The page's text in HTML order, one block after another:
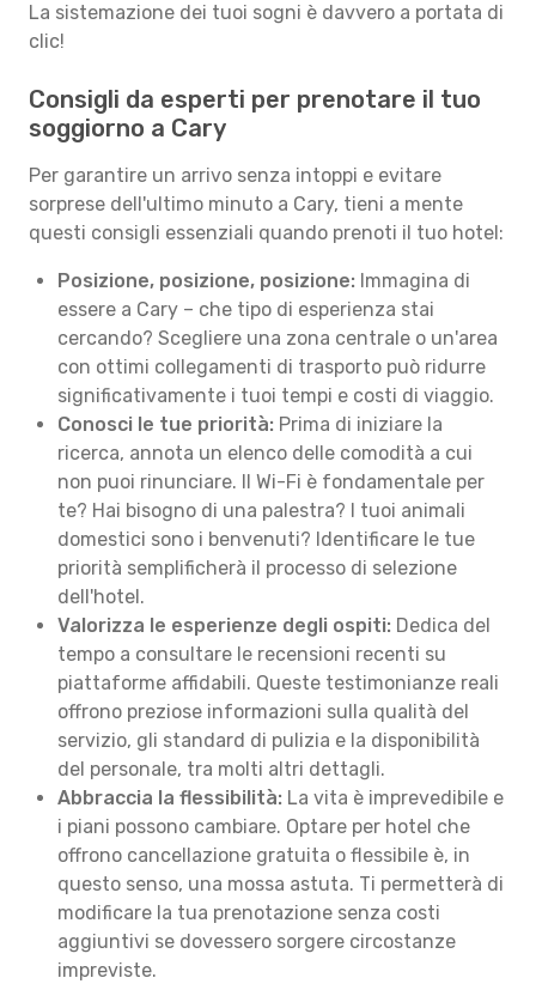
La sistemazione dei tuoi sogni è davvero a portata di
clic!
Consigli da esperti per prenotare il tuo
soggiorno a Cary
Per garantire un arrivo senza intoppi e evitare
sorprese dell'ultimo minuto a Cary, tieni a mente
questi consigli essenziali quando prenoti il tuo hotel:
Posizione, posizione, posizione: Immagina di
essere a Cary – che tipo di esperienza stai
cercando? Scegliere una zona centrale o un'area
con ottimi collegamenti di trasporto può ridurre
significativamente i tuoi tempi e costi di viaggio.
Conosci le tue priorità: Prima di iniziare la
ricerca, annota un elenco delle comodità a cui
non puoi rinunciare. Il Wi-Fi è fondamentale per
te? Hai bisogno di una palestra? I tuoi animali
domestici sono i benvenuti? Identificare le tue
priorità semplificherà il processo di selezione
dell'hotel.
Valorizza le esperienze degli ospiti: Dedica del
tempo a consultare le recensioni recenti su
piattaforme affidabili. Queste testimonianze reali
offrono preziose informazioni sulla qualità del
servizio, gli standard di pulizia e la disponibilità
del personale, tra molti altri dettagli.
Abbraccia la flessibilità: La vita è imprevedibile e
i piani possono cambiare. Optare per hotel che
offrono cancellazione gratuita o flessibile è, in
questo senso, una mossa astuta. Ti permetterà di
modificare la tua prenotazione senza costi
aggiuntivi se dovessero sorgere circostanze
impreviste.